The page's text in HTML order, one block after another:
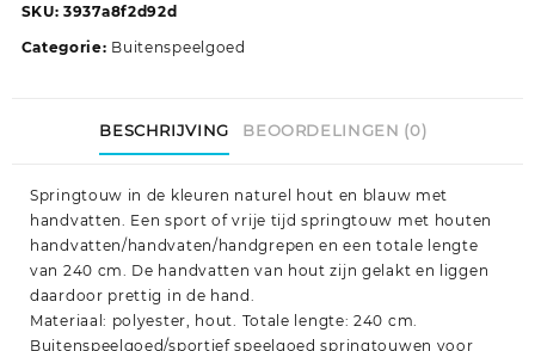
SKU: 3937a8f2d92d
Categorie: Buitenspeelgoed
BESCHRIJVING BEOORDELINGEN (0)
Springtouw in de kleuren naturel hout en blauw met
handvatten. Een sport of vrije tijd springtouw met houten
handvatten/handvaten/handgrepen en een totale lengte
van 240 cm. De handvatten van hout zijn gelakt en liggen
daardoor prettig in de hand.
Materiaal: polyester, hout. Totale lengte: 240 cm.
Buitenspeelgoed/sportief speelgoed springtouwen voor